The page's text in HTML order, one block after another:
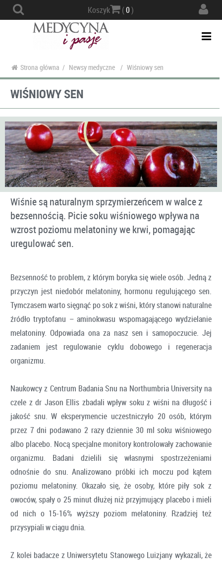
Koszyk (0)
Strona główna / Newsy medyczne / Wiśniowy sen
WIŚNIOWY SEN
Wiśnie są naturalnym sprzymierzeńcem w walce z
bezsennością. Picie soku wiśniowego wpływa na
wzrost poziomu melatoniny we krwi, pomagając
uregulować sen.
Bezsenność to problem, z którym boryka się wiele osób. Jedną z
przyczyn jest niedobór melatoniny, hormonu regulującego sen.
Tymczasem warto sięgnąć po sok z wiśni, który stanowi naturalne
źródło tryptofanu – aminokwasu wspomagającego wydzielanie
melatoniny. Odpowiada ona za nasz sen i samopoczucie. Jej
zadaniem jest regulowanie cyklu dobowego i regeneracja
organizmu.
Naukowcy z Centrum Badania Snu na Northumbria University na
czele z dr Jason Ellis zbadali wpływ soku z wiśni na długość i
jakość snu. W eksperymencie uczestniczyło 20 osób, którym
przez 7 dni podawano 2 razy dziennie 30 ml soku wiśniowego
albo placebo. Nocą specjalne monitory kontrolowały zachowanie
organizmu. Badani dzielili się własnymi spostrzeżeniami
odnośnie do snu. Analizowano próbki ich moczu pod kątem
poziomu melatoniny. Okazało się, że osoby, które piły sok z
owoców, spały o 25 minut dłużej niż przyjmujący placebo i mieli
od nich o 15-16% wyższy poziom melatoniny. Rzadziej też
przysypiali w ciągu dnia.
Z kolei badacze z Uniwersytetu Stanowego Luizjany wykazali, że